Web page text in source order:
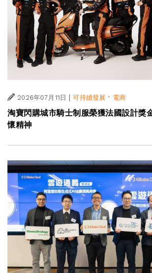
2026年07月11日 可持續發展 · 電商
淘寶閃購城市騎士制服榮獲法國設計
懷精神